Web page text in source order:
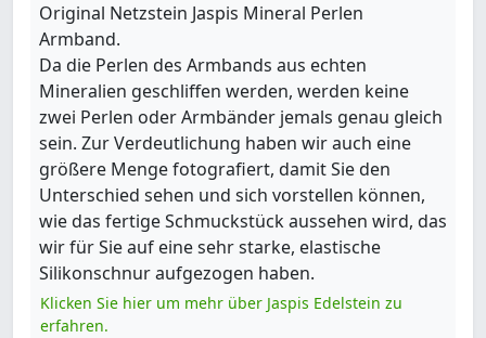
Original Netzstein Jaspis Mineral Perlen
Armband.
Da die Perlen des Armbands aus echten
Mineralien geschliffen werden, werden keine
zwei Perlen oder Armbänder jemals genau gleich
sein. Zur Verdeutlichung haben wir auch eine
größere Menge fotografiert, damit Sie den
Unterschied sehen und sich vorstellen können,
wie das fertige Schmuckstück aussehen wird, das
wir für Sie auf eine sehr starke, elastische
Silikonschnur aufgezogen haben.
Klicken Sie hier um mehr über Jaspis Edelstein zu
erfahren.